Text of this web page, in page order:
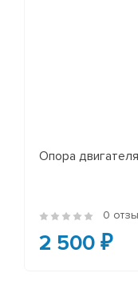
Опора
0
2 500 ₽